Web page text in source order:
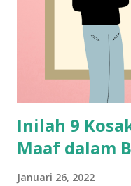
Inilah 9
Maaf dalam
Januari 26, 2022